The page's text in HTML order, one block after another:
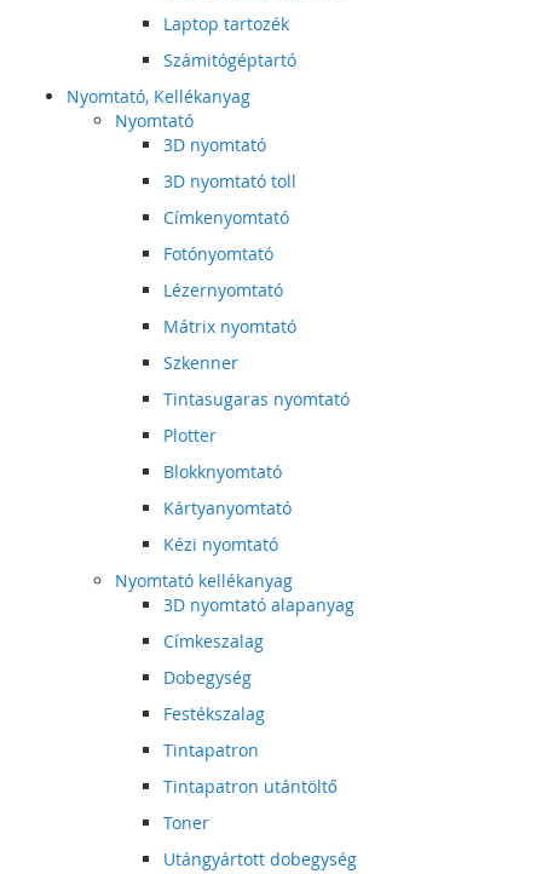
Laptop tartozék
Számitógéptartó
Nyomtató, Kellékanyag
Nyomtató
3D nyomtató
3D nyomtató toll
Címkenyomtató
Fotónyomtató
Lézernyomtató
Mátrix nyomtató
Szkenner
Tintasugaras nyomtató
Plotter
Blokknyomtató
Kártyanyomtató
Kézi nyomtató
Nyomtató kellékanyag
3D nyomtató alapanyag
Címkeszalag
Dobegység
Festékszalag
Tintapatron
Tintapatron utántöltő
Toner
Utángyártott dobegység